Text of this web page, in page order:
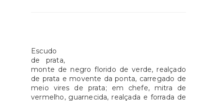
Escudo
de prata,
monte de negro florido de verde, realçado
de prata e movente da ponta, carregado de
meio vires de prata; em chefe, mitra de
vermelho, guarnecida, realçada e forrada de